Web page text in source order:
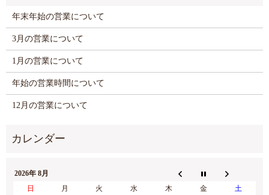
年末年始の営業について
3月の営業について
1月の営業について
年始の営業時間について
12月の営業について
2026年 8月
日
月 火 水 木 金 土